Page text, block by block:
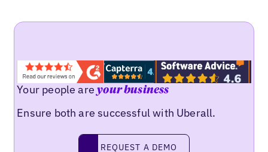
Your people areyour business
Ensure both are successful with Uberall.
REQUEST A DEMO